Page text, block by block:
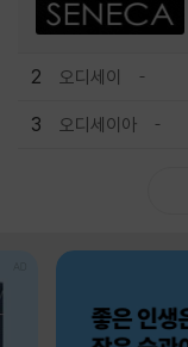
2 오디세이
3 오디세이아